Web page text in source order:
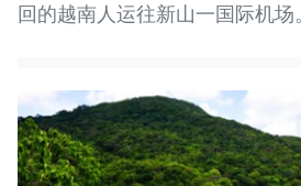
回的越南人运往新山一国际机场。